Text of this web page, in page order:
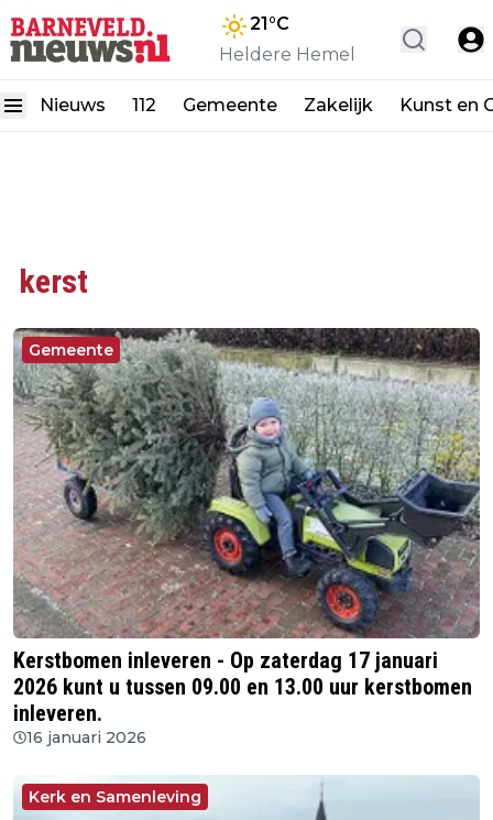
21°C
Heldere Hemel
Nieuws 112 Gemeente Zakelijk Kunst en
kerst
Gemeente
Kerstbomen inleveren - Op zaterdag 17 januari
2026 kunt u tussen 09.00 en 13.00 uur kerstbomen
inleveren.
16 januari 2026
Kerk en Samenleving